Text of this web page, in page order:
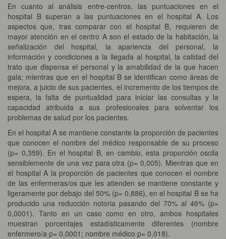
En cuanto al análisis entre-centros, las puntuaciones en el
hospital B superan a las puntuaciones en el hospital A. Los
aspectos que, tras comparar con el hospital B, requieren de
mayor atención en el centro A son el estado de la habitación, la
señalización del hospital, la apariencia del personal, la
información y condiciones a la llegada al hospital, la calidad del
trato que dispensa el personal y la amabilidad de la que hacen
gala; mientras que en el hospital B se identifican como áreas de
mejora, a juicio de sus pacientes, el incremento de los tiempos de
espera, la falta de puntualidad para iniciar las consultas y la
capacidad atribuida a sus profesionales para solventar los
problemas de salud por los pacientes.
En el hospital A se mantiene constante la proporción de pacientes
que conocen el nombre del médico responsable de su proceso
(p= 0,359). En el hospital B, en cambio, esta proporción oscila
sensiblemente de una vez para otra (p= 0,005). Mientras que en
el hospital A la proporción de pacientes que conocen el nombre
de las enfermeras/os que les atienden se mantiene constante y
ligeramente por debajo del 50% (p= 0,886), en el hospital B se ha
producido una reducción notoria pasando del 70% al 46% (p=
0,0001). Tanto en un caso como en otro, ambos hospitales
muestran porcentajes estadísticamente diferentes (nombre
enfermero/a p= 0,0001; nombre médico p= 0,018).